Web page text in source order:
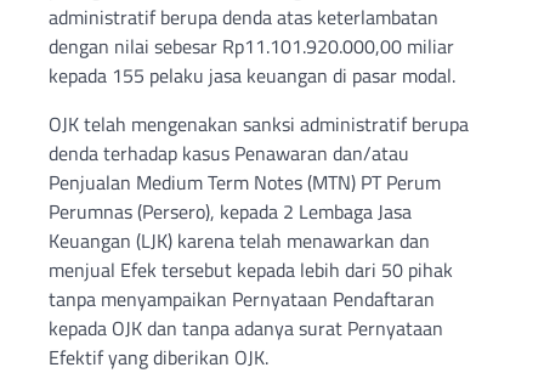
administratif berupa denda atas keterlambatan
dengan nilai sebesar Rp11.101.920.000,00 miliar
kepada 155 pelaku jasa keuangan di pasar modal.
OJK telah mengenakan sanksi administratif berupa
denda terhadap kasus Penawaran dan/atau
Penjualan Medium Term Notes (MTN) PT Perum
Perumnas (Persero), kepada 2 Lembaga Jasa
Keuangan (LJK) karena telah menawarkan dan
menjual Efek tersebut kepada lebih dari 50 pihak
tanpa menyampaikan Pernyataan Pendaftaran
kepada OJK dan tanpa adanya surat Pernyataan
Efektif yang diberikan OJK.